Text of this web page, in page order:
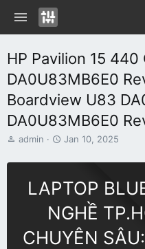
HP Pavilion 15 440
DA0U83MB6E0
Boardview U83
DA0U83MB6E0
T
r
admin
S
a
a
e
Jan 10, 2025
LAPTOP
NGHỀ
CHUYÊN